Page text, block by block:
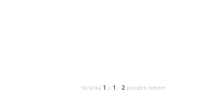
Stránka 1 z 1 -2 položek celkem